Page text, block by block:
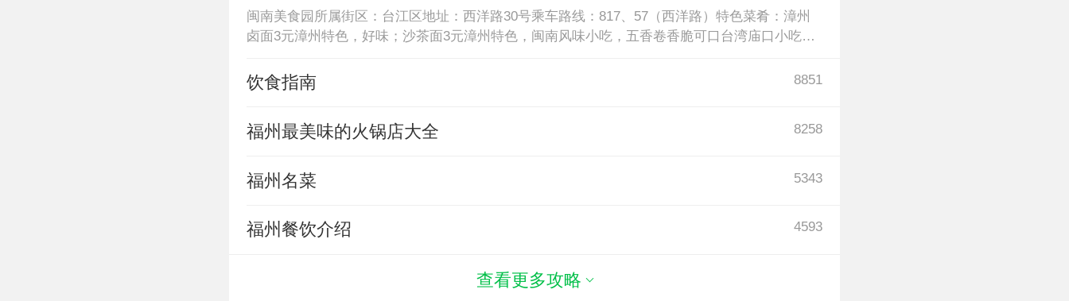
闽南美食园所属街区：台江区地址：西洋路30号乘车路线：817、57（西洋路）特色菜肴：漳州
卤面3元漳州特色，好味；沙茶面3元漳州特色，闽南风味小吃，五香卷香脆可口台湾庙口小吃餐
饮食指南 8851
福州最美味的火锅店大全 8258
福州名菜 5343
福州餐饮介绍 4593
查看更多攻略